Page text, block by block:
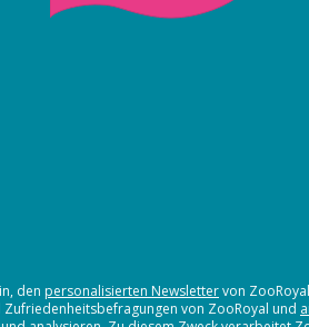
den personalisierten Newslettervon
von ZooRoyal und